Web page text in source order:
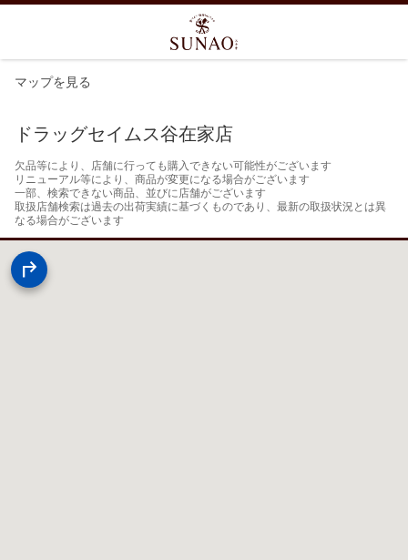
マップを見る
ドラッグセイムス谷在家店
欠品等により、店舗に行っても購入できない可能性がございます
リニューアル等により、商品が変更になる場合がございます
一部、検索できない商品、並びに店舗がございます
取扱店舗検索は過去の出荷実績に基づくものであり、最新の取扱状況とは異
なる場合がございます